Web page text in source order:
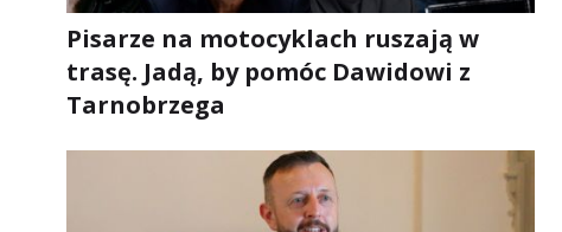
Pisarze na motocyklach ruszają w
trasę. Jadą, by pomóc Dawidowi z
Tarnobrzega